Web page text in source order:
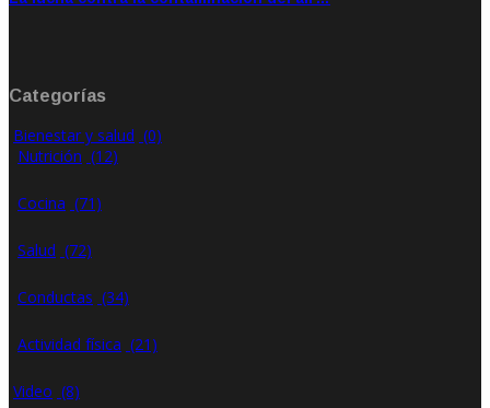
Categorías
Bienestar y salud (0)
Nutrición (12)
Cocina (71)
Salud (72)
Conductas (34)
Actividad física (21)
Video (8)